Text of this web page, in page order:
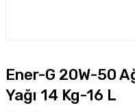
Ener-G 20W-50
Yağı 14 Kg-16 L